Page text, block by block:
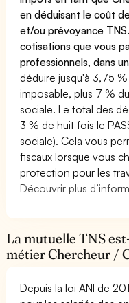
en déduisant le coût
et/ou prévoyance
cotisations que vous
professionnels, dans
déduire jusqu'à 3,75
imposable, plus 7 %
sociale. Le total des
3 % de huit fois le
sociale). Cela vous
fiscaux lorsque vous
protection pour les
Découvrir plus
La mutuelle TNS
métier Chercheur /
Depuis la loi ANI de